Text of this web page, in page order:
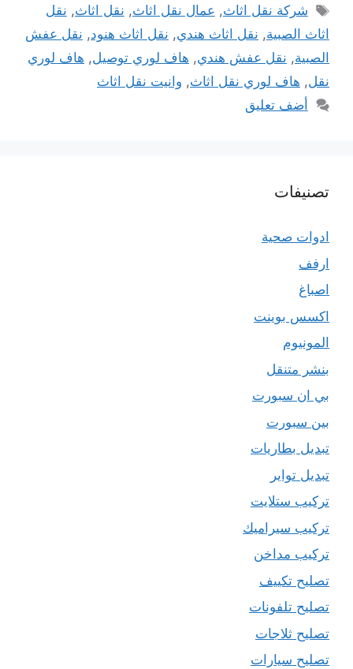
الوسوم
شركة نقل اثاث, عمال نقل اثاث, نقل اثاث, نقل
اثاث الصبية, نقل اثاث هندي, نقل اثاث هنود, نقل عفش
الصبية, نقل عفش هندي, هاف لوري توصيل, هاف لوري
نقل, هاف لوري نقل اثاث, وانيت نقل اثاث
أضف تعليق
تصنيفات
ادوات صحية
ارفف
اصباغ
اكسس بوينت
المونيوم
بنشر متنقل
بي ان سبورت
بين سبورت
تبديل بطاريات
تبديل تواير
تركيب ستلايت
تركيب سيراميك
تركيب مداخن
تصليح تكييف
تصليح تلفونات
تصليح ثلاجات
تصليح سيارات